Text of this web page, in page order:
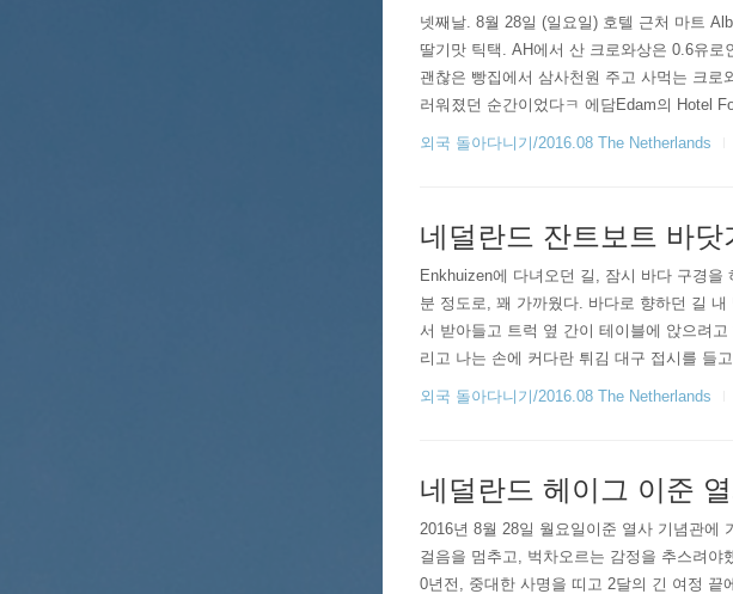
넷째날. 8월 28일 (일요일) 호텔 근처 마트
딸기맛 틱택. AH에서 산 크로와상은 0.6유
괜찮은 빵집에서 삼사천원 주고 사먹는 크
러워졌던 순간이었다ㅋ 에담Edam의 Hotel
커피를 마신다고?라고 묻는데도 꿋꿋이 실
외국 돌아다니기/2016.08 The Netherlands
네덜란드 잔트보트 바닷
Enkhuizen에 다녀오던 길, 잠시 바다 구경
분 정도로, 꽤 가까웠다. 바다로 향하던 길
서 받아들고 트럭 옆 간이 테이블에 앉으려
리고 나는 손에 커다란 튀김 대구 접시를 들
한 벤치가 하나도 없는 잔드보트 바닷가...해
외국 돌아다니기/2016.08 The Netherlands
네덜란드 헤이그 이준
2016년 8월 28일 월요일이준 열사 기념관에
걸음을 멈추고, 벅차오르는 감정을 추스려
0년전, 중대한 사명을 띠고 2달의 긴 여정 끝